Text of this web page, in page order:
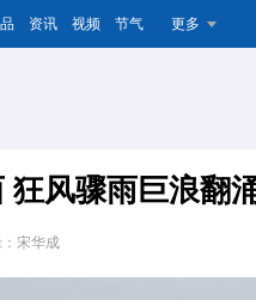
资讯 视频 节气 更多
狂风骤雨巨浪翻
宋华成